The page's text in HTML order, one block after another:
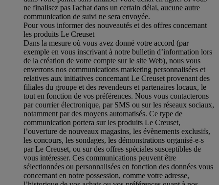
ne finalisez pas l'achat dans un certain délai, aucune autre
communication de suivi ne sera envoyée.
Pour vous informer des nouveautés et des offres concernant
les produits Le Creuset
Dans la mesure où vous avez donné votre accord (par
exemple en vous inscrivant à notre bulletin d’information lors
de la création de votre compte sur le site Web), nous vous
enverrons nos communications marketing personnalisées et
relatives aux initiatives concernant Le Creuset provenant des
filiales du groupe et des revendeurs et partenaires locaux, le
tout en fonction de vos préférences. Nous vous contacterons
par courrier électronique, par SMS ou sur les réseaux sociaux,
notamment par des moyens automatisés. Ce type de
communication portera sur les produits Le Creuset,
l’ouverture de nouveaux magasins, les évènements exclusifs,
les concours, les sondages, les démonstrations organisé-e-s
par Le Creuset, ou sur des offres spéciales susceptibles de
vous intéresser. Ces communications peuvent être
sélectionnées ou personnalisées en fonction des données vous
concernant en notre possession, comme votre adresse,